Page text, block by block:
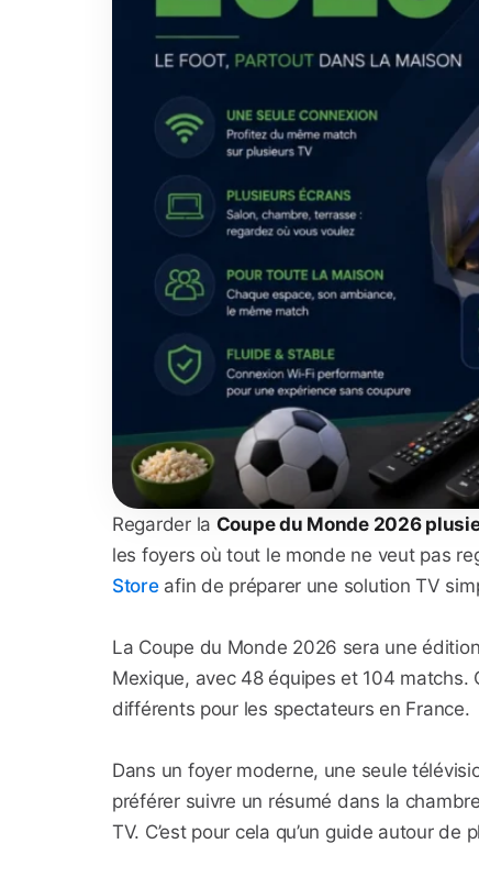
Regarder la Coupe du Monde 2026
les foyers où tout le monde ne veut pas
Storeafin de préparer une solution TV
La Coupe du Monde 2026 sera une
Mexique, avec 48 équipes et 104
différents pour les spectateurs en France.
Dans un foyer moderne, une seule
préférer suivre un résumé dans la
TV. C’est pour cela qu’un guide autour